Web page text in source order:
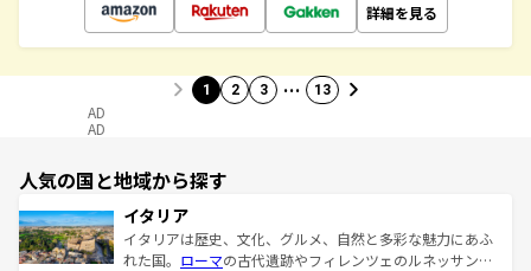
詳細を見る
1 2 3 … 13
AD
AD
人気の国と地域から探す
イタリア
イタリアは歴史、文化、グルメ、自然と多彩な魅力にあふ
れた国。 ローマの古代遺跡やフィレンツェのルネッサンス